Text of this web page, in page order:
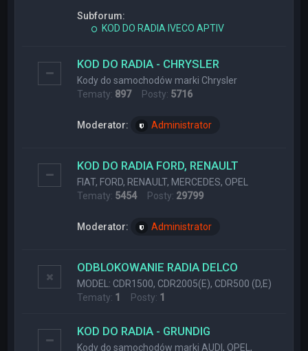
Subforum:
KOD DO RADIA IVECO APTIV
KOD DO RADIA - CHRYSLER
Kody do samochodów marki Chrysler
Tematy: 897Posty: 5716
Moderator: Administrator
KOD DO RADIA FORD, RENAULT
FIAT, FORD, RENAULT, MERCEDES, OPEL
Tematy: 5454Posty: 29799
Moderator: Administrator
ODBLOKOWANIE RADIA DELCO
MODEL: CDR1500, CDR2005(E), CDR500 (D,E)
Tematy: 1 Posty: 1
KOD DO RADIA - GRUNDIG
Kody do samochodów marki AUDI, OPEL,